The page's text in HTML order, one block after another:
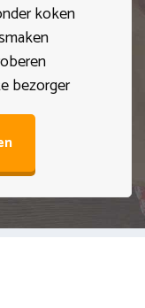
koken
bezorger